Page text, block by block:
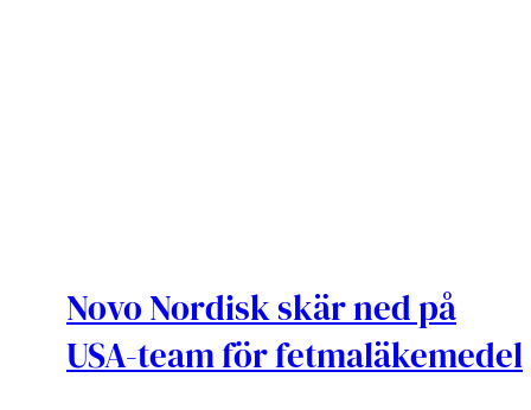
Novo Nordisk skär ned på
USA-team för fetmaläkemedel